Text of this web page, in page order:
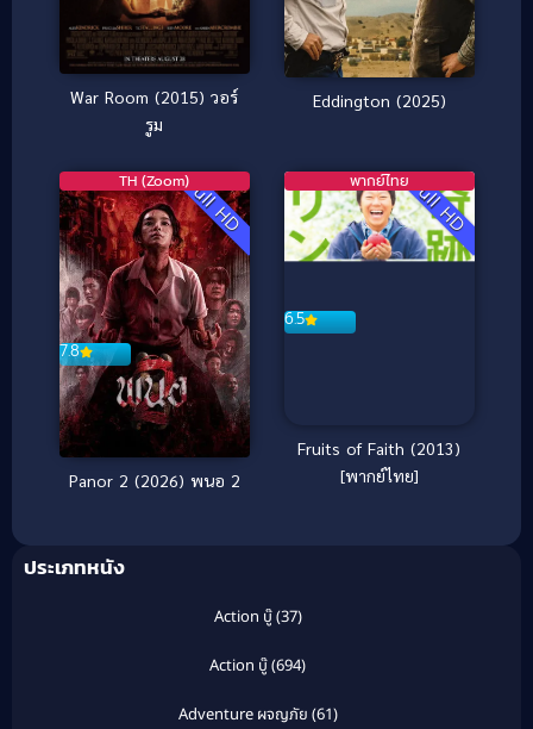
War Room (2015) วอร์
รูม
Eddington (2025)
Full HD
7.8
TH (Zoom)
Panor 2 (2026) พนอ 2
Full HD
6.5
พากย์ไทย
Fruits of Faith (2013)
[พากย์ไทย]
ประเภทหนัง
Action บู๊(37)
Action บู๊(694)
Adventure ผจญภัย (61)